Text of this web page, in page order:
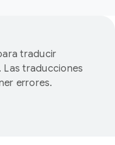
traducir
traducciones
errores.